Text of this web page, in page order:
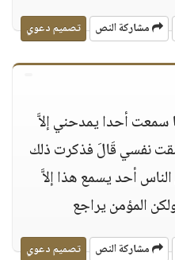
مشاركة النص تصميم دعوي
أحدا يمدحني إلاَّ
نفسي قَالَ فذكرت ذلك
أحد يسمع هذا إلاَّ
المؤمن يراجع
مشاركة النص تصميم دعوي